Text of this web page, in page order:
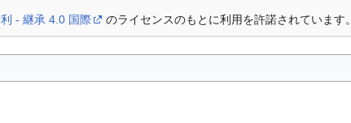
- 継承 4.0 国際 のライセンスのもとに利用を許諾されています。